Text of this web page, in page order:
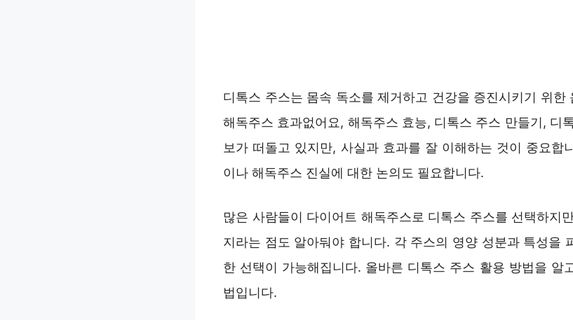
디톡스 주스는 몸속 독소를 제거하고 건강을 증진시키기 위한
해독주스 효과없어요, 해독주스 효능, 디톡스 주스 만들기, 디
보가 떠돌고 있지만, 사실과 효과를 잘 이해하는 것이 중요합
이나 해독주스 진실에 대한 논의도 필요합니다.
많은 사람들이 다이어트 해독주스로 디톡스 주스를 선택하지
지라는 점도 알아둬야 합니다. 각 주스의 영양 성분과 특성을
한 선택이 가능해집니다. 올바른 디톡스 주스 활용 방법을 알
법입니다.